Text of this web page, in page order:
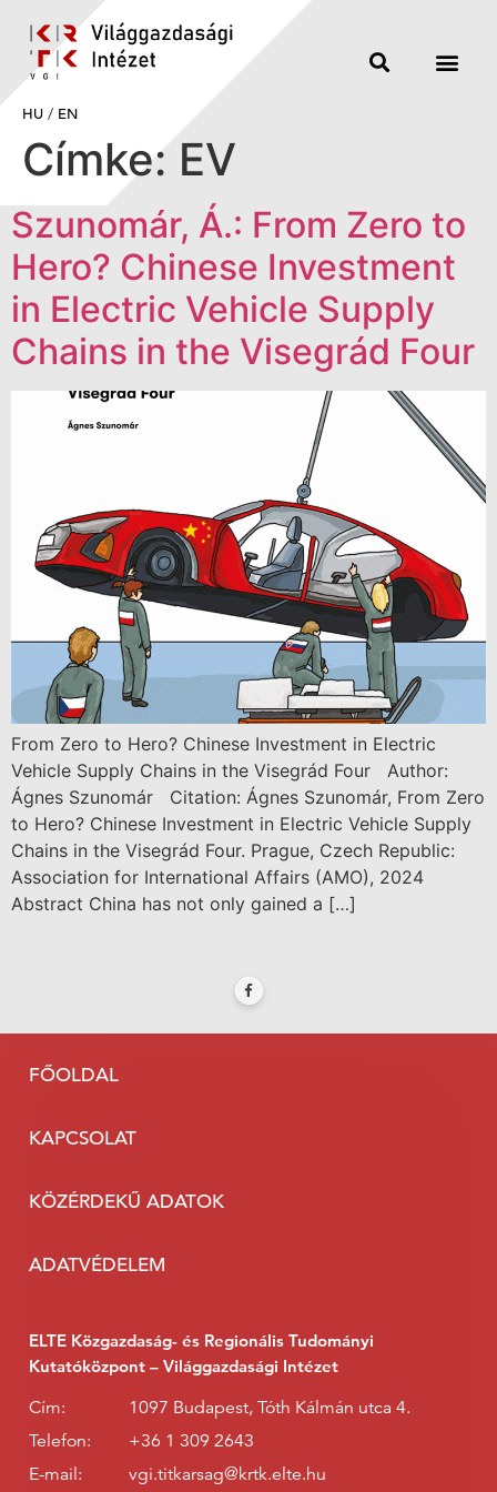
HU / EN
Címke: EV
Szunomár, Á.: From Zero to
Hero? Chinese Investment
in Electric Vehicle Supply
Chains in the Visegrád Four
From Zero to Hero? Chinese Investment in Electric
Vehicle Supply Chains in the Visegrád Four Author:
Ágnes Szunomár Citation: Ágnes Szunomár, From Zero
to Hero? Chinese Investment in Electric Vehicle Supply
Chains in the Visegrád Four. Prague, Czech Republic:
Association for International Affairs (AMO), 2024
Abstract China has not only gained a […]
FŐOLDAL
KAPCSOLAT
KÖZÉRDEKŰ ADATOK
ADATVÉDELEM
ELTE Közgazdaság- és Regionális Tudományi
Kutatóközpont – Világgazdasági Intézet
Cím:
1097 Budapest, Tóth Kálmán utca 4.
Telefon:
+36 1 309 2643
E-mail:
vgi.titkarsag@krtk.elte.hu